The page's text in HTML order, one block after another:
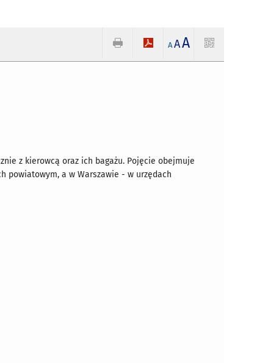
A AA
z kierowcą oraz ich bagażu. Pojęcie obejmuje
powiatowym, a w Warszawie - w urzędach